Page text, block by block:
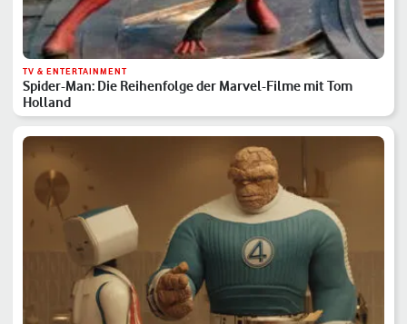
TV & ENTERTAINMENT
Spider-Man: Die Reihenfolge der Marvel-Filme mit Tom
Holland